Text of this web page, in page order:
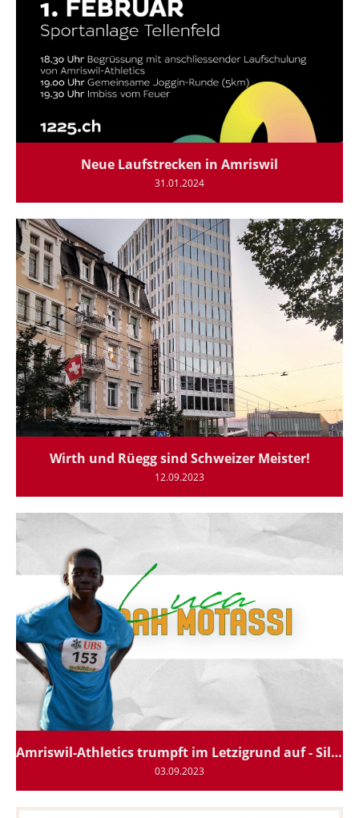
Neue Laufstrecken in Amriswil
31.01.2024
Wirth und Rüegg sind Schweizer Meister!
12.09.2023
Amriswil-Athletics trumpft im Letzigrund auf - Silber für Luca
03.09.2023